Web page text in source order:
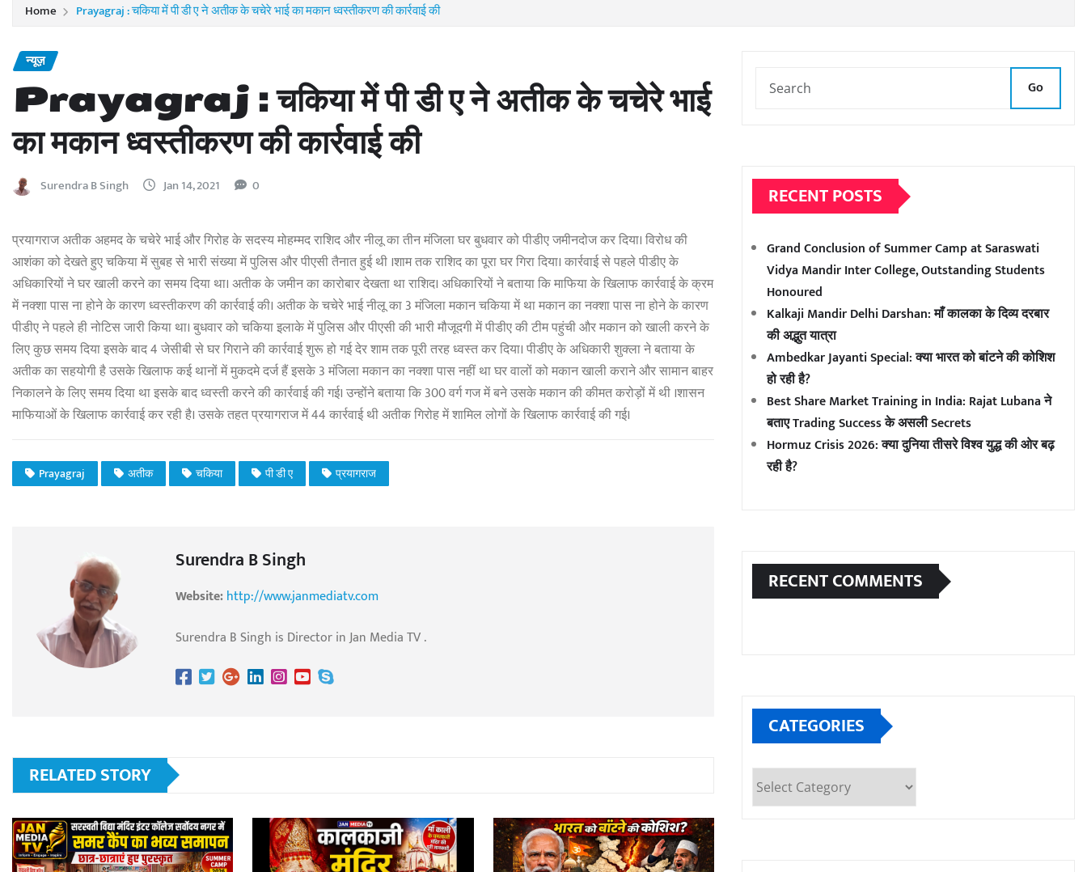
Home Prayagraj : चकिया में पी डी ए ने अतीक के चचेरे भाई का मकान ध्वस्तीकरण की कार्रवाई की
न्यूज़
Prayagraj : चकिया में पी डी ए ने अतीक के चचेरे भाई
का मकान ध्वस्तीकरण की कार्रवाई की
Surendra B Singh Jan 14, 2021 0
प्रयागराज अतीक अहमद के चचेरे भाई और गिरोह के सदस्य मोहम्मद राशिद और नीलू का तीन मंजिला घर बुधवार को पीडीए जमीनदोज कर दिया। विरोध की
आशंका को देखते हुए चकिया में सुबह से भारी संख्या में पुलिस और पीएसी तैनात हुई थी ।शाम तक राशिद का पूरा घर गिरा दिया। कार्रवाई से पहले पीडीए के
अधिकारियों ने घर खाली करने का समय दिया था। अतीक के जमीन का कारोबार देखता था राशिद। अधिकारियों ने बताया कि माफिया के खिलाफ कार्रवाई के क्रम
में नक्शा पास ना होने के कारण ध्वस्तीकरण की कार्रवाई की। अतीक के चचेरे भाई नीलू का 3 मंजिला मकान चकिया में था मकान का नक्शा पास ना होने के कारण
पीडीए ने पहले ही नोटिस जारी किया था। बुधवार को चकिया इलाके में पुलिस और पीएसी की भारी मौजूदगी में पीडीए की टीम पहुंची और मकान को खाली करने के
लिए कुछ समय दिया इसके बाद 4 जेसीबी से घर गिराने की कार्रवाई शुरू हो गई देर शाम तक पूरी तरह ध्वस्त कर दिया। पीडीए के अधिकारी शुक्ला ने बताया के
अतीक का सहयोगी है उसके खिलाफ कई थानों में मुकदमे दर्ज हैं इसके 3 मंजिला मकान का नक्शा पास नहीं था घर वालों को मकान खाली कराने और सामान बाहर
निकालने के लिए समय दिया था इसके बाद ध्वस्ती करने की कार्रवाई की गई। उन्होंने बताया कि 300 वर्ग गज में बने उसके मकान की कीमत करोड़ों में थी ।शासन
माफियाओं के खिलाफ कार्रवाई कर रही है। उसके तहत प्रयागराज में 44 कार्रवाई थी अतीक गिरोह में शामिल लोगों के खिलाफ कार्रवाई की गई।
Prayagraj अतीक चकिया पी डी ए प्रयागराज
Surendra B Singh
Website:http://www.janmediatv.com
Surendra B Singh is Director in Jan Media TV .
RELATED STORY
Go
RECENT POSTS
Grand Conclusion of Summer Camp at Saraswati
Vidya Mandir Inter College, Outstanding Students
Honoured
Kalkaji Mandir Delhi Darshan: माँ कालका के दिव्य दरबार
की अद्भुत यात्रा
Ambedkar Jayanti Special: क्या भारत को बांटने की कोशिश
हो रही है?
Best Share Market Training in India: Rajat Lubana ने
बताए Trading Success के असली Secrets
Hormuz Crisis 2026: क्या दुनिया तीसरे विश्व युद्ध की ओर बढ़
रही है?
RECENT COMMENTS
CATEGORIES
Categories